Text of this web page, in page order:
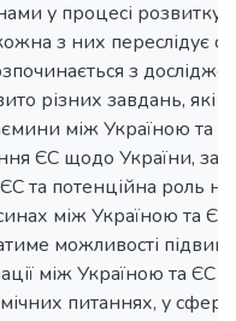
у процесі розвитку
з них переслідує
з
різних завдань, які
між Україною та
ЄС щодо України,
та потенційна роль
між Україною та
можливості
між Україною та ЄС
питаннях, у сфері